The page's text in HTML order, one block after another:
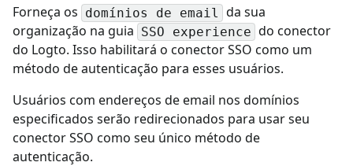
Forneça os domínios de email
da sua
organização na guia SSO experience do conector
do Logto. Isso habilitará o conector SSO como um
método de autenticação para esses usuários.
Usuários com endereços de email nos domínios
especificados serão redirecionados para usar seu
conector SSO como seu único método de
autenticação.